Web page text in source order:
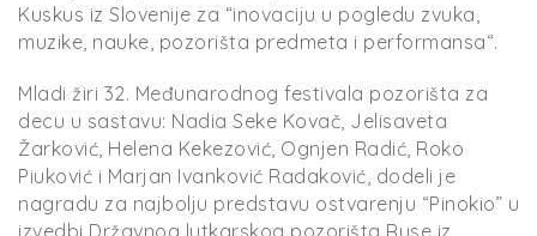
Kuskus iz Slovenije za “inovaciju u pogledu zvuka,
muzike, nauke, pozorišta predmeta i performansa“.
Mladi žiri 32. Međunarodnog festivala pozorišta za
decu u sastavu: Nadia Seke Kovač, Jelisaveta
Žarković, Helena Kekezović, Ognjen Radić, Roko
Piuković i Marjan Ivanković Radaković, dodeli je
nagradu za najbolju predstavu ostvarenju “Pinokio” u
izvedbi Državnog lutkarskog pozorišta Ruse iz